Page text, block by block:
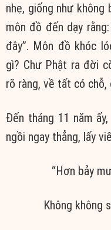
nhẹ, giống như
môn đồ đến dạy
đây”. Môn đồ khóc
gì? Chư Phật ra đời
rõ ràng, về tất có chỗ,
Đến tháng 11 năm
ngồi ngay thẳng, lấy
“Hơn bảy
Không không